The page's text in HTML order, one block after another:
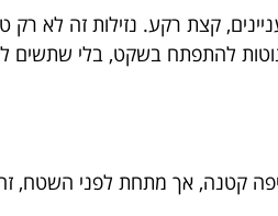
קצת רקע. נזילות זה לא
להתפתח בשקט, בלי שתשים
קטנה, אך מתחת לפני השטח, זה